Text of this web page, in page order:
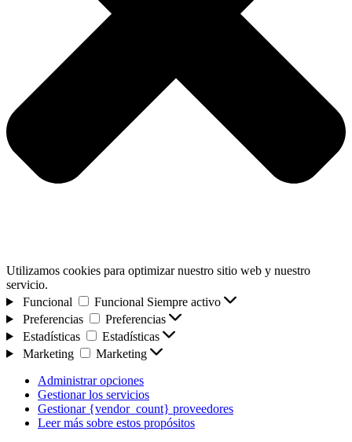
Utilizamos cookies para optimizar nuestro sitio web y nuestro
servicio.
Funcional
Funcional Siempre activo
Preferencias
Preferencias
Estadísticas
Estadísticas
Marketing
Marketing
Administrar opciones
Gestionar los servicios
Gestionar {vendor_count} proveedores
Leer más sobre estos propósitos